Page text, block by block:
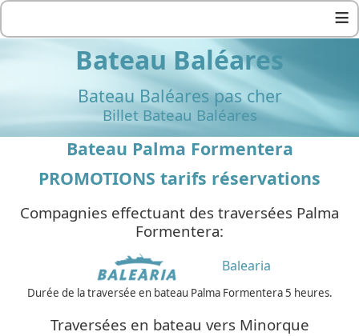
≡
Bateau Baléares
Bateau Baléares pas cher
Billet Bateau Baléares
Bateau Palma Formentera
PROMOTIONS tarifs réservations
Compagnies effectuant des traversées Palma
Formentera:
Balearia
Durée de la traversée en bateau Palma Formentera 5 heures.
Traversées en bateau vers Minorque